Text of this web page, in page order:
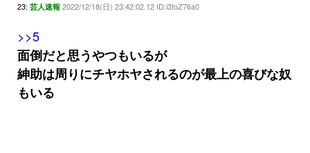
23: 芸人速報 2022/12/18(日) 23:42:02.12 ID:i3foZ76a0
>>5
面倒だと思うやつもいるが
紳助は周りにチヤホヤされるのが最上の喜びな奴
もいる